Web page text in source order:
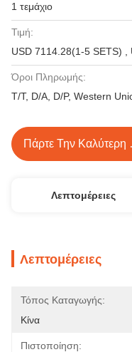
1 τεμάχιο
Τιμή:
Όροι Πληρωμής:
T/T, D/A, D/P, Western
Λεπτομέρειες
Λεπτομέρειες
Τόπος Καταγωγής:
Κίνα
Πιστοποίηση: